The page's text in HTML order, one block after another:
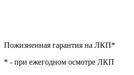
Пожизненная гарантия на ЛКП*
* - при ежегодном осмотре ЛКП